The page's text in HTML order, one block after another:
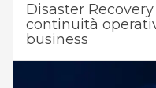
Disaster
continuità
business